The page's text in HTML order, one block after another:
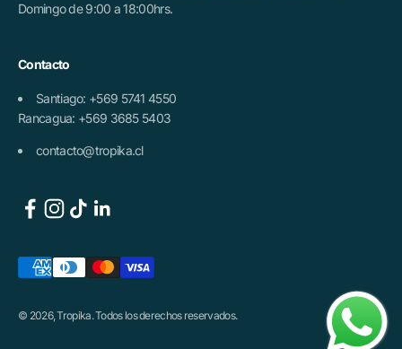
Domingo de 9:00 a 18:00hrs.
Contacto
Santiago: +569 5741 4550
Rancagua: +569 3685 5403
contacto@tropika.cl
© 2026, Tropika. Todos los derechos reservados.